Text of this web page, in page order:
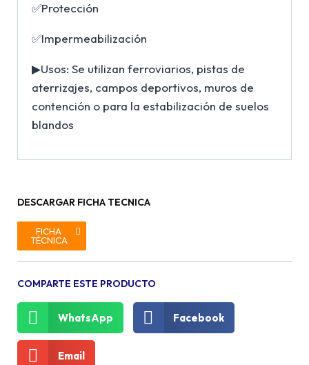
✅Protección
✅Impermeabilización
▶Usos: Se utilizan ferroviarios, pistas de
aterrizajes, campos deportivos, muros de
contención o para la estabilización de suelos
blandos
DESCARGAR FICHA TECNICA
FICHA
TÉCNICA
COMPARTE ESTE PRODUCTO
WhatsApp Facebook
Email